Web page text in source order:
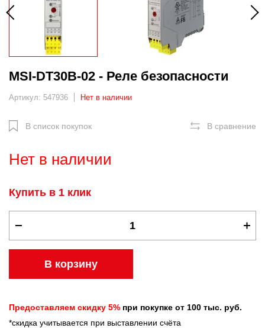
MSI-DT30B-02 - Реле безопасности
Артикул: 547936 Нет в наличии
В список покупок В сравнение
Нет в наличии
Купить в 1 клик
В корзину
Предоставляем скидку 5% при покупке от 100 тыс. руб.
*скидка учитывается при выставлении счёта